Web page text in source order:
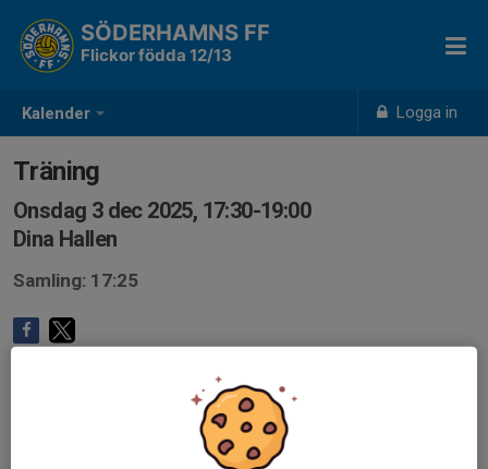
Kalender Logga in
SÖDERHAMNS FF
Flickor födda 12/13
Träning
Onsdag 3 dec 2025, 17:30-19:00
Dina Hallen
Samling: 17:25